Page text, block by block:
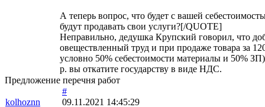
А теперь вопрос, что будет с вашей
будут продавать свои услуги?[/QUOTE]
Неправильно, дедушка Крупский говорил, что
овеществленный труд и при продаже товара за
условно 50% себестоимости материалы и 50%
р. вы откатите государству в виде НДС.
Предложение перечня работ
kolhoznn
#
09.11.2021 14:45:29